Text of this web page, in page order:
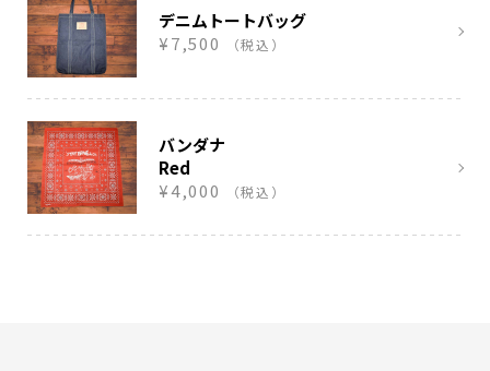
デニムトートバッグ
¥7,500
（税込）
バンダナ
Red
¥4,000
（税込）